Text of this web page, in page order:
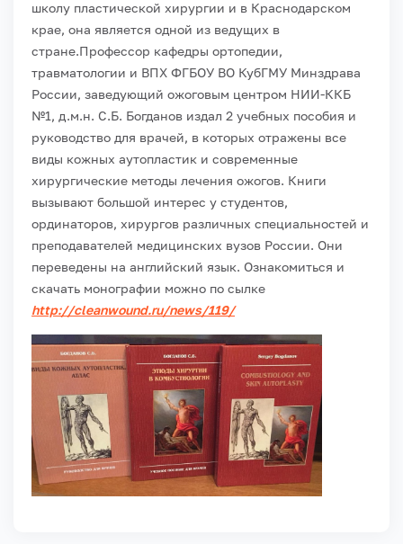
школу пластической хирургии и в Краснодарском
крае, она является одной из ведущих в
стране.Профессор кафедры ортопедии,
травматологии и ВПХ ФГБОУ ВО КубГМУ Минздрава
России, заведующий ожоговым центром НИИ-ККБ
№1, д.м.н. С.Б. Богданов издал 2 учебных пособия и
руководство для врачей, в которых отражены все
виды кожных аутопластик и современные
хирургические методы лечения ожогов. Книги
вызывают большой интерес у студентов,
ординаторов, хирургов различных специальностей и
преподавателей медицинских вузов России. Они
переведены на английский язык. Ознакомиться и
скачать монографии можно по сылке
http://cleanwound.ru/news/119/